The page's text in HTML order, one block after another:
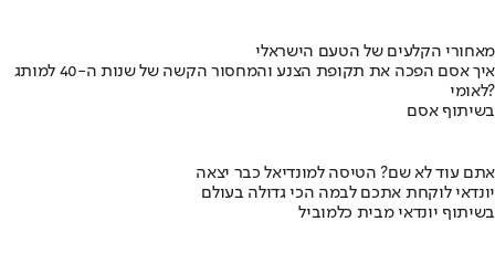
מאחורי הקלעים של הטעם הישראלי
איך אסם הפכה את תקופת הצנע והמחסור הקשה של שנות ה-40 למותג
לאומי?
בשיתוף אסם
אתם עוד לא שם? הטיסה למונדיאל כבר יצאה
יונדאי לוקחת אתכם לבמה הכי גדולה בעולם
בשיתוף יונדאי מבית כלמוביל